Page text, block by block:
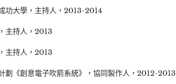
功大學，主持人，2013-2014
主持人，2013
主持人，2013
劃《創意電子吹箭系統》，協同製作人，2012-2013